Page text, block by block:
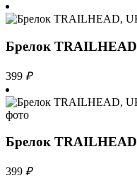
Брелок TRAILHEAD
399 ₽
Брелок TRAILHEAD
399 ₽